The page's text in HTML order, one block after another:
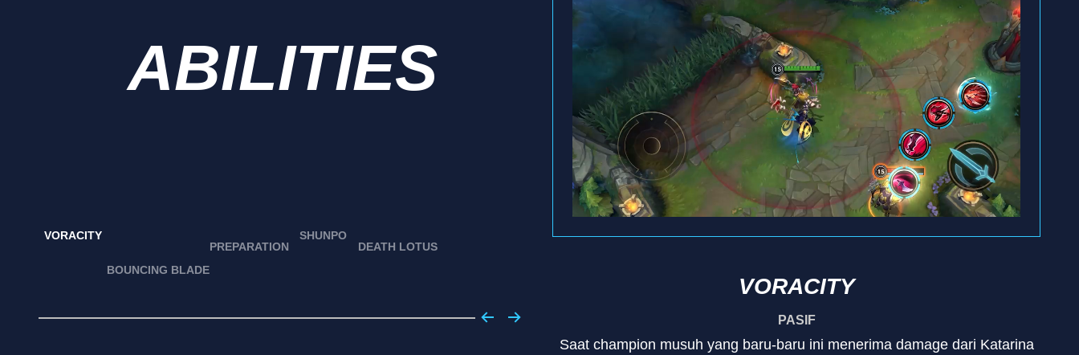
ABILITIES
VORACITY
BOUNCING BLADE
PREPARATION
SHUNPO
DEATH LOTUS
VORACITY
PASIF
Saat champion musuh yang baru-baru ini menerima damage dari Katarina